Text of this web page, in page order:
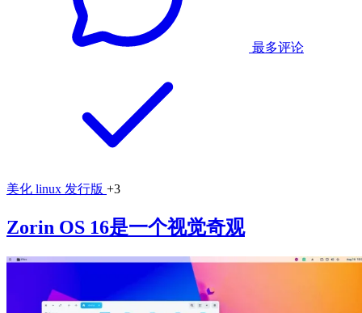
最多评论
美化 linux 发行版 +3
Zorin OS 16是一个视觉奇观